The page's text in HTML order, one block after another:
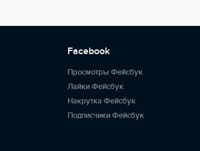
Facebook
Просмотры Фейсбук
Лайки Фейсбук
Накрутка Фейсбук
Подписчики Фейсбук